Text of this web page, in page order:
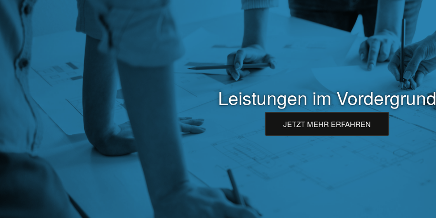
Leistungen im Vordergrund
JETZT MEHR ERFAHREN